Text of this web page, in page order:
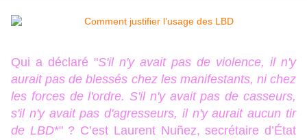
Qui a déclaré "S'il n'y avait pas de violence, il n'y
aurait pas de blessés chez les manifestants, ni chez
les forces de l'ordre. S'il n'y avait pas de casseurs,
s'il n'y avait pas d'agresseurs, il n'y aurait aucun tir
de LBD*" ? C’est Laurent Nuñez, secrétaire d’État